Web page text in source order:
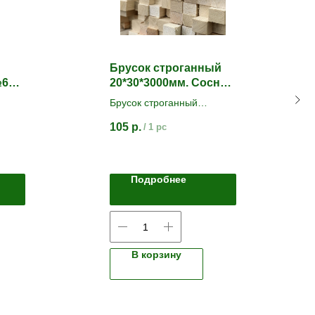
Брусок строганный
20*30*3000мм. Сосна/
Ель
Брусок строганный
Сорт АВ
105 р. / 1 pc
Подробнее
В корзину